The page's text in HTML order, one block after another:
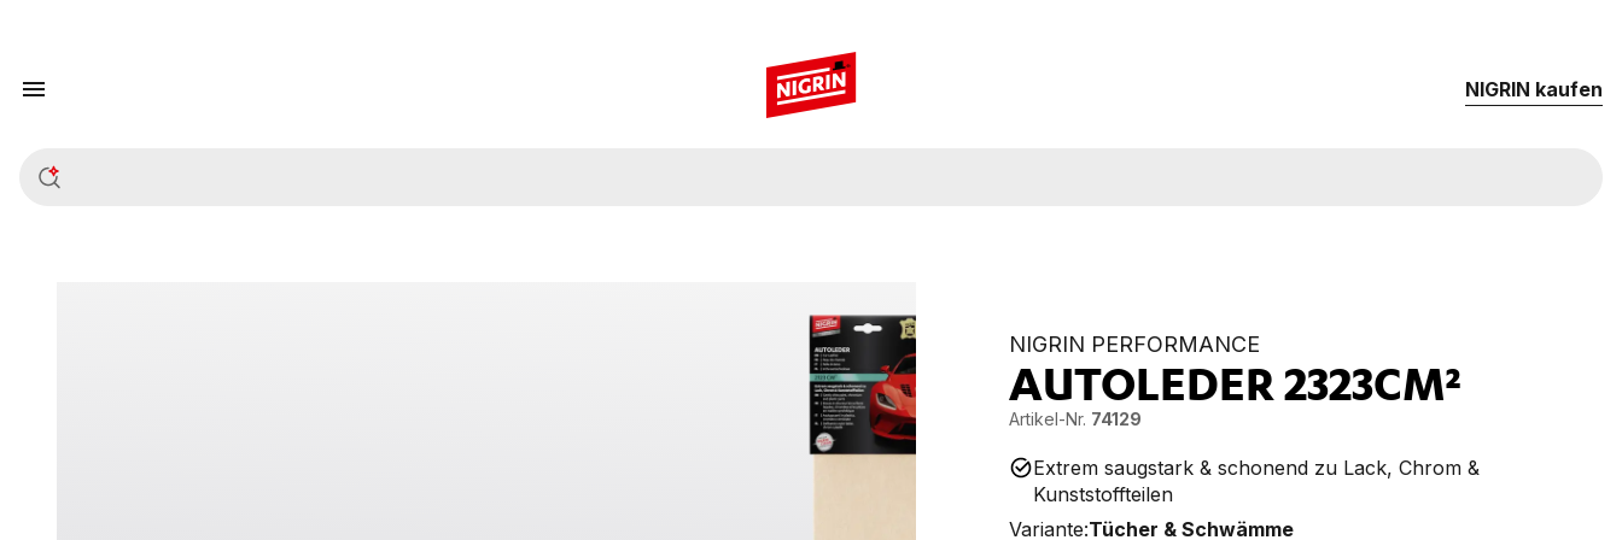
NIG­RIN kau­fen
NIGRIN PERFORMANCE
AUTOLEDER2323CM²
Artikel-Nr. 74129
Extrem saugstark & schonend zu Lack, Chrom &
Kunststoffteilen
Variante:Tücher & Schwämme